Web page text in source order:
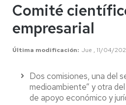
Comité
empresarial
Última modificación Jue , 11/04/
Dos comisiones, una del
medioambiente” y otra
de apoyo económico y